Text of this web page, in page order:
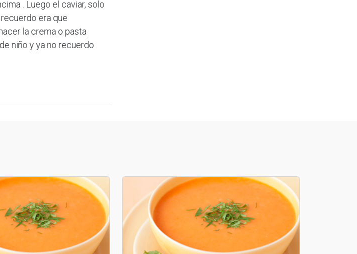
. Luego el caviar, solo
era que
la crema o pasta
niño y ya no recuerdo